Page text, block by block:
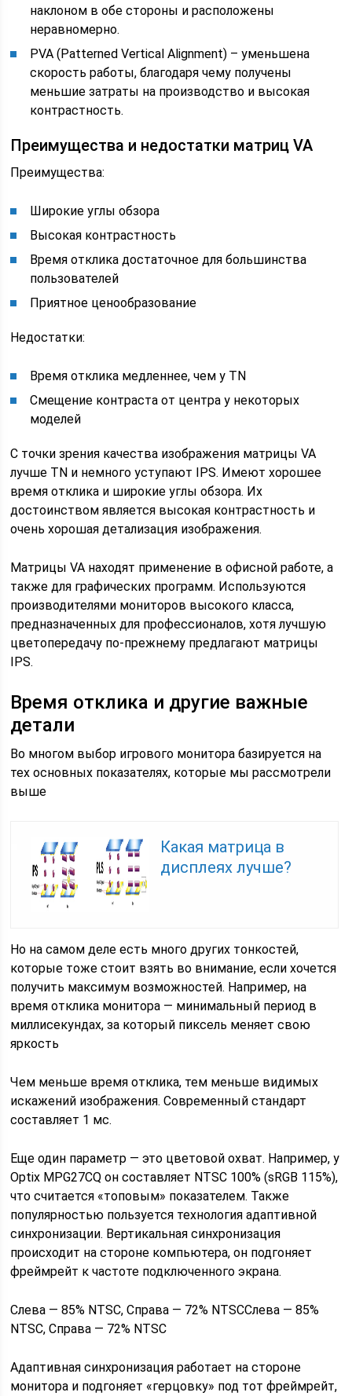
наклоном в обе стороны и расположены
неравномерно.
PVA (Patterned Vertical Alignment) – уменьшена
скорость работы, благодаря чему получены
меньшие затраты на производство и высокая
контрастность.
Преимущества и недостатки матриц VA
Преимущества:
Широкие углы обзора
Высокая контрастность
Время отклика достаточное для большинства
пользователей
Приятное ценообразование
Недостатки:
Время отклика медленнее, чем у TN
Смещение контраста от центра у некоторых
моделей
С точки зрения качества изображения матрицы VA
лучше TN и немного уступают IPS. Имеют хорошее
время отклика и широкие углы обзора. Их
достоинством является высокая контрастность и
очень хорошая детализация изображения.
Матрицы VA находят применение в офисной работе, а
также для графических программ. Используются
производителями мониторов высокого класса,
предназначенных для профессионалов, хотя лучшую
цветопередачу по-прежнему предлагают матрицы
IPS.
Время отклика и другие важные
детали
Во многом выбор игрового монитора базируется на
тех основных показателях, которые мы рассмотрели
выше
Какая матрица в
дисплеях лучше?
Но на самом деле есть много других тонкостей,
которые тоже стоит взять во внимание, если хочется
получить максимум возможностей. Например, на
время отклика монитора — минимальный период в
миллисекундах, за который пиксель меняет свою
яркость
Чем меньше время отклика, тем меньше видимых
искажений изображения. Современный стандарт
составляет 1 мс.
Еще один параметр — это цветовой охват. Например, у
Optix MPG27CQ он составляет NTSC 100% (sRGB 115%),
что считается «топовым» показателем. Также
популярностью пользуется технология адаптивной
синхронизации. Вертикальная синхронизация
происходит на стороне компьютера, он подгоняет
фреймрейт к частоте подключенного экрана.
Слева — 85% NTSC, Справа — 72% NTSCСлева — 85%
NTSC, Справа — 72% NTSC
Адаптивная синхронизация работает на стороне
монитора и подгоняет «герцовку» под тот фреймрейт,